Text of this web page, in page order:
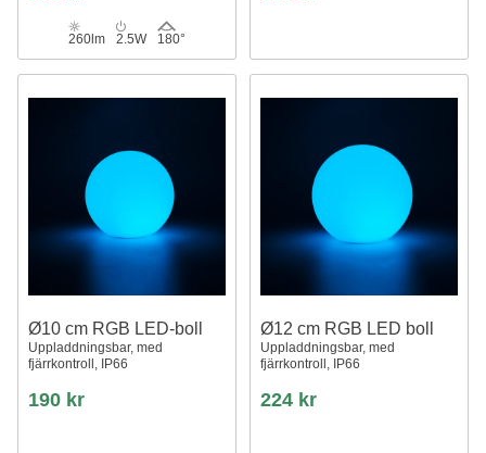
260lm 2.5W 180°
Ø10 cm RGB LED-boll
Uppladdningsbar, med
fjärrkontroll, IP66
190 kr
Ø12 cm RGB LED boll
Uppladdningsbar, med
fjärrkontroll, IP66
224 kr